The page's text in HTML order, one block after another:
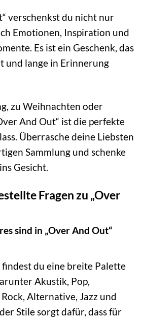
verschenkst du nicht nur
Emotionen, Inspiration und
Es ist ein Geschenk, das
und lange in Erinnerung
zu Weihnachten oder
And Out“ ist die perfekte
Überrasche deine Liebsten
Sammlung und schenke
Gesicht.
Fragen zu „Over
sind in „Over And Out“
findest du eine breite Palette
Akustik, Pop,
Alternative, Jazz und
Stile sorgt dafür, dass für